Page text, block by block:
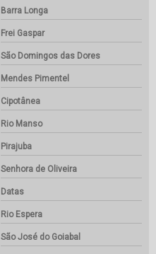
Barra Longa
Frei Gaspar
São Domingos das Dores
Mendes Pimentel
Cipotânea
Rio Manso
Pirajuba
Senhora de Oliveira
Datas
Rio Espera
São José do Goiabal